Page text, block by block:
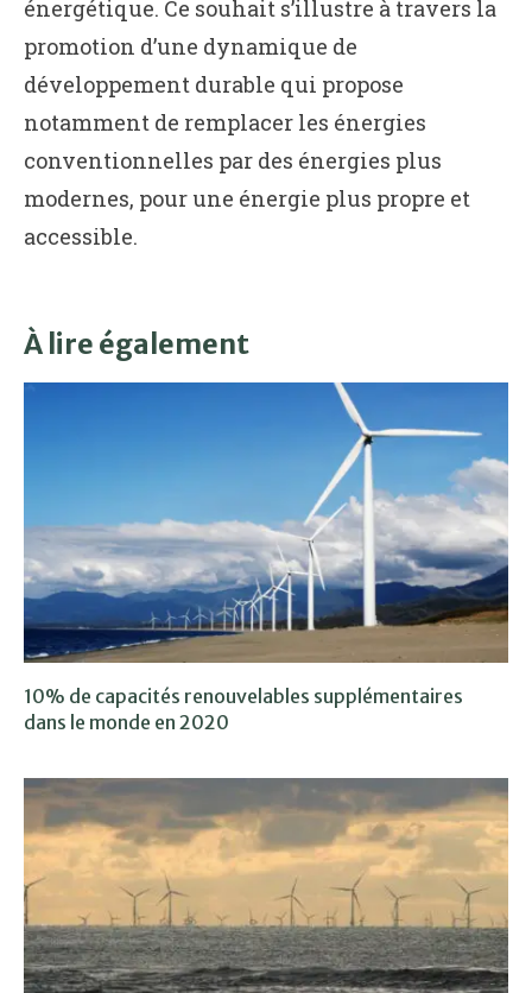
énergétique. Ce souhait s’illustre à travers la
promotion d’une dynamique de
développement durable qui propose
notamment de remplacer les énergies
conventionnelles par des énergies plus
modernes, pour une énergie plus propre et
accessible.
À lire également
10% de capacités renouvelables supplémentaires
dans le monde en 2020